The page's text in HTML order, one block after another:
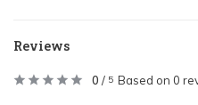
Reviews
0 / 5 Based on 0